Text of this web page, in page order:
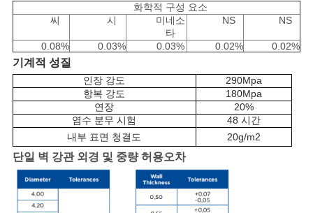
사
이
트
맵
사
생
활
화학적 구성 요소
씨
시
미네소
타
NS NS
0.08% 0.03% 0.03% 0.02% 0.02%
기계적 성질
인장 강도
290Mpa
항복 강도
180Mpa
연장
20%
염수 분무 시험
48 시간
내부 표면 청결도
20g/m2
단일 벽 강관 외경 및 중량 허용오차